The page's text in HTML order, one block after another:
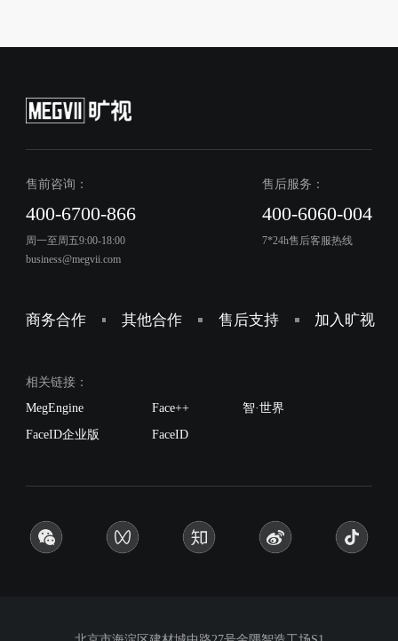
售前咨询：
400-6700-866
周一至周五9:00-18:00
business@megvii.com
售后服务：
400-6060-004
7*24h售后客服热线
商务合作 其他合作 售后支持 加入旷视
相关链接：
MegEngine
FaceID企业版
Face++
FaceID
智·世界